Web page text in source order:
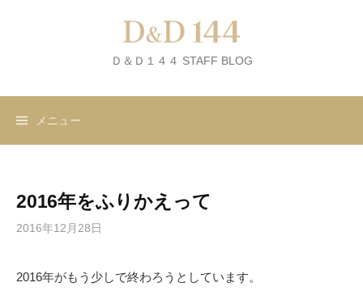
Ｄ＆Ｄ１４４ STAFF BLOG
メニュー
2016年をふりかえって
2016年12月28日
2016年がもう少しで終わろうとしています。